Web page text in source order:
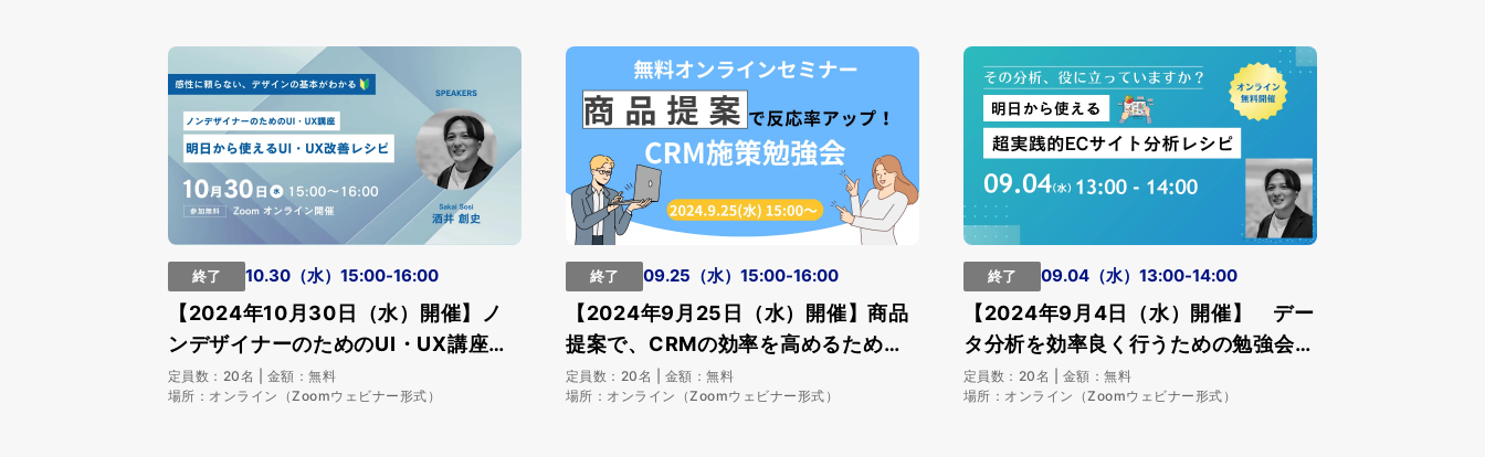
終了 10.30（水）15:00-16:00
【2024年10月30日（水）開催】ノ
ンデザイナーのためのUI・UX講座を
開催します
定員数：20名 | 金額：無料
場所：オンライン（Zoomウェビナー形式）
終了 09.25（水）15:00-16:00
【2024年9月25日（水）開催】商品
提案で、CRMの効率を高めるための
勉強会を開催します
定員数：20名 | 金額：無料
場所：オンライン（Zoomウェビナー形式）
終了 09.04（水）13:00-14:00
【2024年9月4日（水）開催】 デー
タ分析を効率良く行うための勉強会を
開催します
定員数：20名 | 金額：無料
場所：オンライン（Zoomウェビナー形式）